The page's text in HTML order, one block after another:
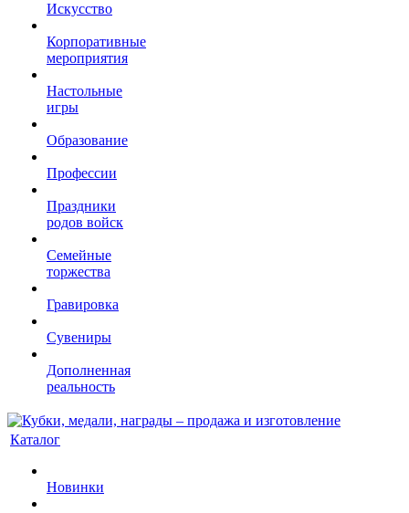
Искусство
Корпоративные
мероприятия
Настольные
игры
Образование
Профессии
Праздники
родов войск
Семейные
торжества
Гравировка
Сувениры
Дополненная
реальность
Каталог
Новинки